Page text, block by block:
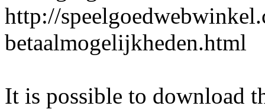
http://
betaalmogelijkheden.html
It is possible to download